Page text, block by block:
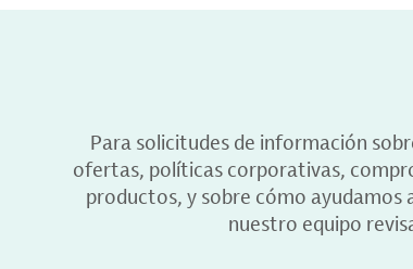
Para solicitudes de información
ofertas, políticas corporativas,
productos, y sobre cómo ayudamos
nuestro equipo